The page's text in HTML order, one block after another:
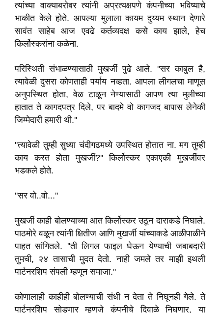
त्यांच्या वाक्याबरोबर त्यांनी अप्रत्यक्षपणे कंपनीच्या भविष्याचे
भाकीत केले होते. आपल्या मुलाला कायम दुय्यम स्थान देणारे
सावंत साहेब आज एवढे कर्तव्यदक्ष कसे काय झाले, हेच
किर्लोस्करांना कळेना.
परिस्थिती संभाळण्यासाठी मुखर्जीं पुढे आले. ''सर काबुल है,
त्यावेळी दुसरा कोणताही पर्याय नव्हता. आपला लीगलचा माणूस
अनुपस्थित होता, वेळ टाळून नेण्यासाठी आपण त्या मुलीच्या
हातात ते कागदपत्र दिले, पर बादमे वो कागजद बापास लेनेकी
जिम्मेदारी हमारी थी.''
''त्यावेळी तुम्ही सुध्या चंदीगढमध्ये उपस्थित होतात ना. मग तुम्ही
काय करत होता मुखर्जी?'' किर्लोस्कर एकाएकी मुखर्जींवर
भडकले होते.
''सर वो..वो...''
मुखर्जी काही बोलण्याच्या आत किर्लोस्कर उठून दाराकडे निघाले.
पाठमोरे वळून त्यांनी क्षितीज आणि मुखर्जी यांच्याकडे आळीपाळीने
पाहत सांगितले. ''ती लिगल फाइल घेऊन येण्याची जबाबदारी
तुमची, २४ तासाची मुदत देतो. नाही जमले तर माझी इथली
पार्टनरशिप संपली म्हणून समाजा.''
कोणालाही काहीही बोलण्याची संधी न देता ते निघूनही गेले. ते
पार्टनरशिप सोडणार म्हणजे कंपनीचे दिवाळे निघणार, या